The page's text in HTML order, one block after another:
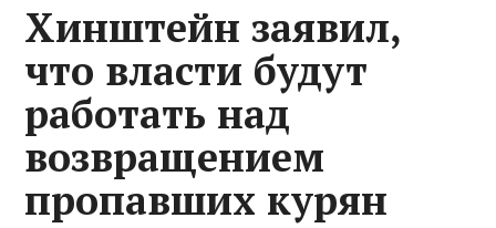
Хинштейн заявил,
что власти будут
работать над
возвращением
пропавших курян